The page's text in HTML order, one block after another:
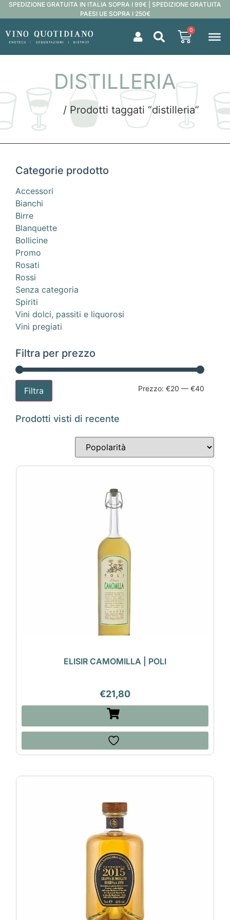
SPEDIZIONE GRATUITA IN ITALIA SOPRA I 99€ | SPEDIZIONE GRATUITA
PAESI UE SOPRA I 250€
0
DISTILLERIA
Home / Prodotti taggati “distilleria”
Categorie prodotto
Accessori
Bianchi
Birre
Blanquette
Bollicine
Promo
Rosati
Rossi
Senza categoria
Spiriti
Vini dolci, passiti e liquorosi
Vini pregiati
Filtra per prezzo
Filtra Prezzo: €20 — €40
Prodotti visti di recente
ELISIR CAMOMILLA | POLI
€21,80